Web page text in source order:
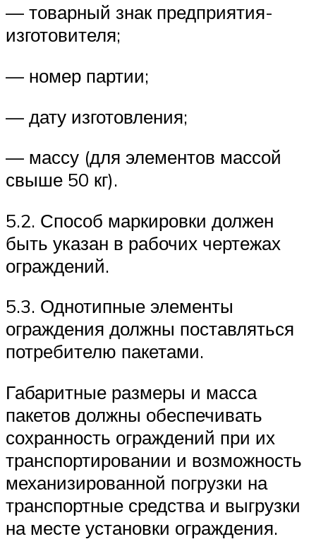
— товарный знак предприятия-
изготовителя;
— номер партии;
— дату изготовления;
— массу (для элементов массой
свыше 50 кг).
5.2. Способ маркировки должен
быть указан в рабочих чертежах
ограждений.
5.3. Однотипные элементы
ограждения должны поставляться
потребителю пакетами.
Габаритные размеры и масса
пакетов должны обеспечивать
сохранность ограждений при их
транспортировании и возможность
механизированной погрузки на
транспортные средства и выгрузки
на месте установки ограждения.